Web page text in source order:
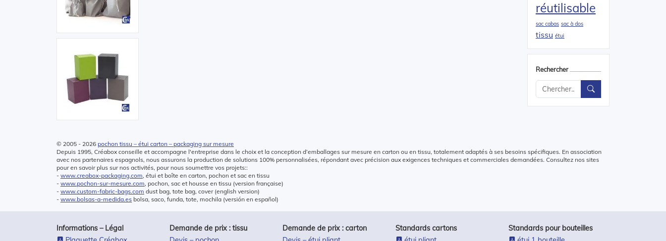
réutilisable
sac cabas sac à dos
tissu étui
Rechercher
© 2005 - 2026 pochon tissu – étui carton – packaging sur mesure
Depuis 1995, Créabox conseille et accompagne l'entreprise dans le choix et la conception d’emballages sur mesure en carton ou en tissu, totalement adaptés à ses besoins spécifiques. En association
avec nos partenaires espagnols, nous assurons la production de solutions 100% personnalisées, répondant avec précision aux exigences techniques et commerciales demandées. Consultez nos sites
pour en savoir plus sur nos activités, pour nous soumettre vos projets::
- www.creabox-packaging.com, étui et boîte en carton, pochon et sac en tissu
- www.pochon-sur-mesure.com, pochon, sac et housse en tissu (version française)
- www.custom-fabric-bags.com dust bag, tote bag, cover (english version)
- www.bolsas-a-medida.es bolsa, saco, funda, tote, mochila (versión en español)
Informations – Légal
Demande de prix : tissu
Demande de prix : carton
Standards cartons
Standards pour bouteilles